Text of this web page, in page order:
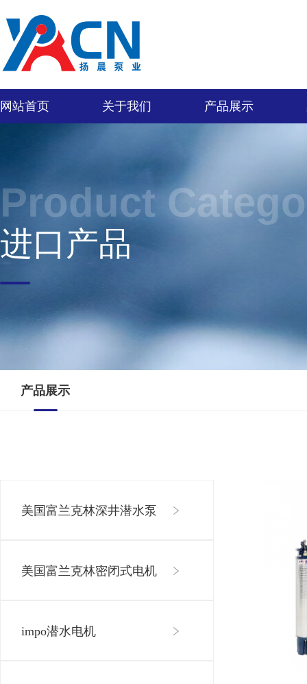
网站首页 关于我们 产品展示
Product
进口产品
产品展示
美国富兰克林深井潜水泵
美国富兰克林密闭式电机
impo潜水电机